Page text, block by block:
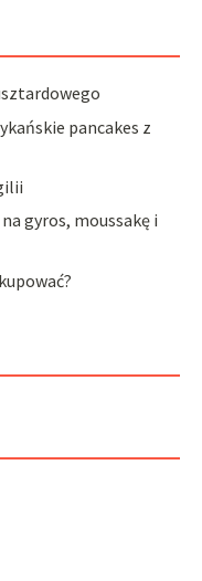
pancakes z
gyros, moussakę i